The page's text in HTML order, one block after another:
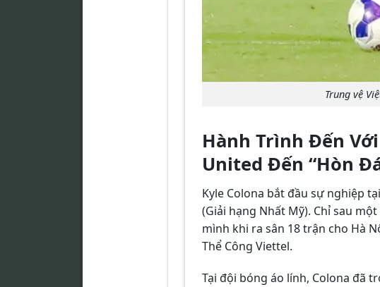
Trung vệ
Hành Trình Đến
United Đến “Hòn
Kyle Colona bắt đầu sự nghiệp
(Giải hạng Nhất Mỹ). Chỉ sau
mình khi ra sân 18 trận cho Hà
Thể Công Viettel.
Tại đội bóng áo lính, Colona đã